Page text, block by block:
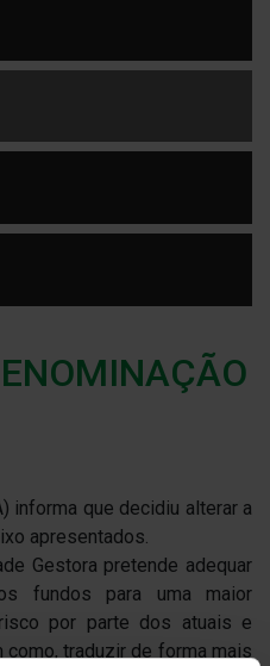
informa que decidiu alterar a
apresentados.
Gestora pretende adequar
fundos para uma maior
por parte dos atuais e
traduzir de forma mais